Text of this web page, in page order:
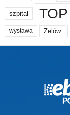
szpital TOP
wystawa Zelów